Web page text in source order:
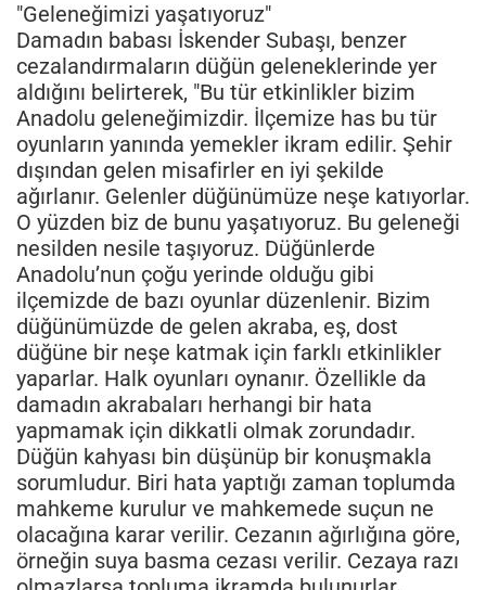
"Geleneğimizi yaşatıyoruz"
Damadın babası İskender Subaşı, benzer
cezalandırmaların düğün geleneklerinde yer
aldığını belirterek, "Bu tür etkinlikler bizim
Anadolu geleneğimizdir. İlçemize has bu tür
oyunların yanında yemekler ikram edilir. Şehir
dışından gelen misafirler en iyi şekilde
ağırlanır. Gelenler düğünümüze neşe katıyorlar.
O yüzden biz de bunu yaşatıyoruz. Bu geleneği
nesilden nesile taşıyoruz. Düğünlerde
Anadolu’nun çoğu yerinde olduğu gibi
ilçemizde de bazı oyunlar düzenlenir. Bizim
düğünümüzde de gelen akraba, eş, dost
düğüne bir neşe katmak için farklı etkinlikler
yaparlar. Halk oyunları oynanır. Özellikle da
damadın akrabaları herhangi bir hata
yapmamak için dikkatli olmak zorundadır.
Düğün kahyası bin düşünüp bir konuşmakla
sorumludur. Biri hata yaptığı zaman toplumda
mahkeme kurulur ve mahkemede suçun ne
olacağına karar verilir. Cezanın ağırlığına göre,
örneğin suya basma cezası verilir. Cezaya razı